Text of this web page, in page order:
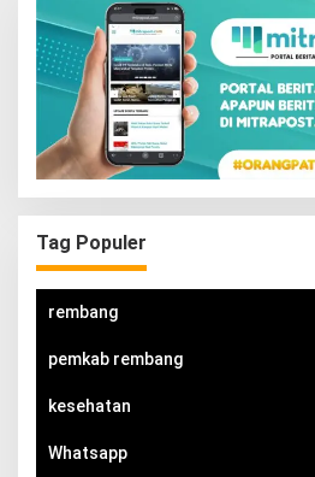
Tag Populer
rembang
pemkab rembang
kesehatan
Whatsapp